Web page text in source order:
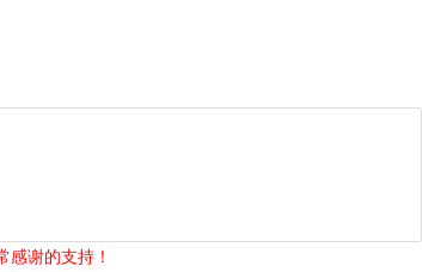
感谢的支持！